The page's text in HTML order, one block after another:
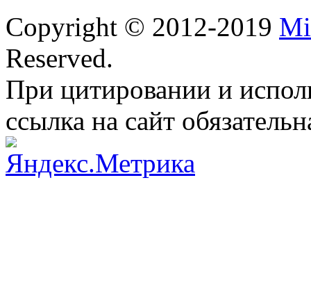
Copyright © 2012-2019
Reserved.
При цитировании и
ссылка на сайт